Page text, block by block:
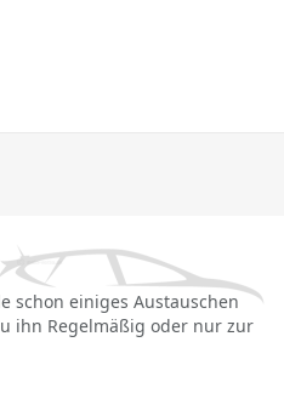
schon einiges Austauschen
ihn Regelmäßig oder nur zur